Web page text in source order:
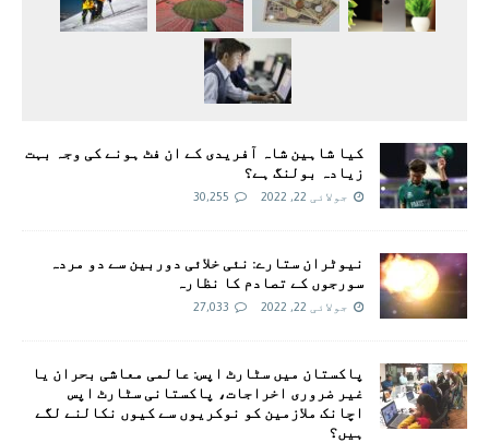
کیا شاہین شاہ آفریدی کے ان فٹ ہونے کی وجہ بہت
زیادہ بولنگ ہے؟
جولائی 22, 2022 30,255
نیوٹران ستارے: نئی خلائی دوربین سے دو مردہ
سورجوں کے تصادم کا نظارہ
جولائی 22, 2022 27,033
پاکستان میں سٹارٹ اپس: عالمی معاشی بحران یا
غیر ضروری اخراجات، پاکستانی سٹارٹ اپس
اچانک ملازمین کو نوکریوں سے کیوں نکالنے لگے
ہیں؟